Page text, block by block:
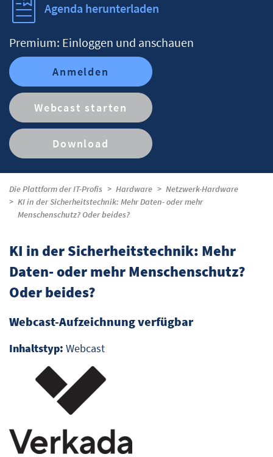
Agenda herunterladen
Premium: Einloggen und anschauen
Anmelden
Webcast starten
Download
Die Plattform der IT-Profis Hardware
Netzwerk-Hardware
KI in der Sicherheitstechnik: Mehr Daten- oder mehr
Menschenschutz? Oder beides?
KI in der Sicherheitstechnik: Mehr
Daten- oder mehr Menschenschutz?
Oder beides?
Webcast-Aufzeichnung verfügbar
Inhaltstyp: Webcast